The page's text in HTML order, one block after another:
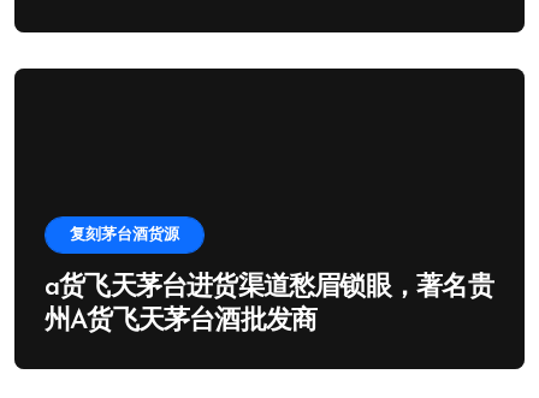
复刻茅台酒货源
a货飞天茅台进货渠道愁眉锁眼，著名贵
州A货飞天茅台酒批发商